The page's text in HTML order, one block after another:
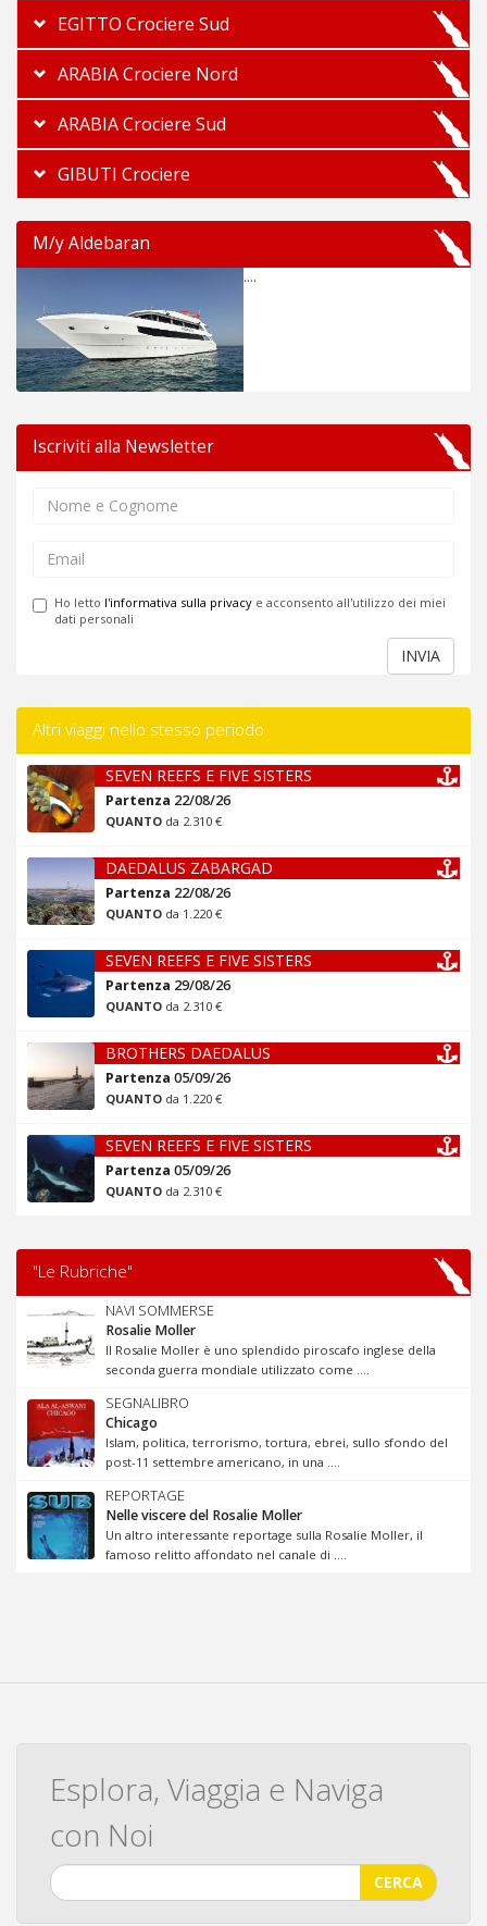
EGITTO Crociere Sud
ARABIA Crociere Nord
ARABIA Crociere Sud
GIBUTI Crociere
M/y Aldebaran
....
Iscriviti alla Newsletter
Ho letto l'informativa sulla privacy e acconsento all'utilizzo dei miei
dati personali
INVIA
Altri viaggi nello stesso periodo
SEVEN REEFS E FIVE SISTERS
Partenza 22/08/26
QUANTO da 2.310 €
DAEDALUS ZABARGAD
Partenza 22/08/26
QUANTO da 1.220 €
SEVEN REEFS E FIVE SISTERS
Partenza 29/08/26
QUANTO da 2.310 €
BROTHERS DAEDALUS
Partenza 05/09/26
QUANTO da 1.220 €
SEVEN REEFS E FIVE SISTERS
Partenza 05/09/26
QUANTO da 2.310 €
"Le Rubriche"
NAVI SOMMERSE
Rosalie Moller
Il Rosalie Moller è uno splendido piroscafo inglese della
seconda guerra mondiale utilizzato come ....
SEGNALIBRO
Chicago
Islam, politica, terrorismo, tortura, ebrei, sullo sfondo del
post-11 settembre americano, in una ....
REPORTAGE
Nelle viscere del Rosalie Moller
Un altro interessante reportage sulla Rosalie Moller, il
famoso relitto affondato nel canale di ....
Esplora, Viaggia e Naviga
con Noi
CERCA